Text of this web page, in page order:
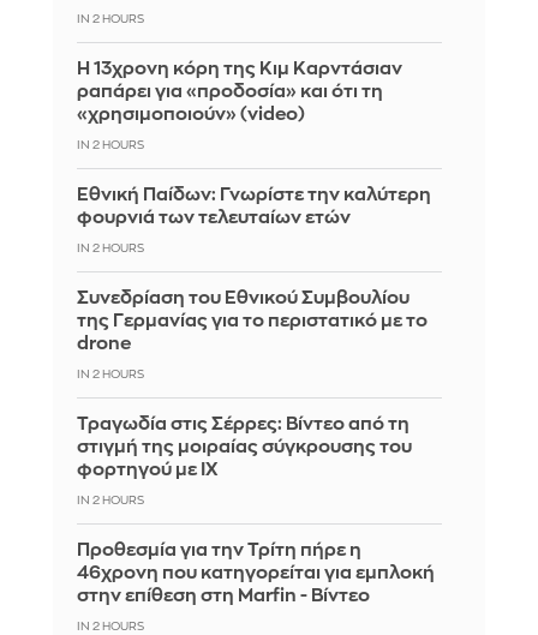
IN 2 HOURS
Η 13χρονη κόρη της Κιμ Καρντάσιαν
ραπάρει για «προδοσία» και ότι τη
«χρησιμοποιούν» (video)
IN 2 HOURS
Εθνική Παίδων: Γνωρίστε την καλύτερη
φουρνιά των τελευταίων ετών
IN 2 HOURS
Συνεδρίαση του Εθνικού Συμβουλίου
της Γερμανίας για το περιστατικό με το
drone
IN 2 HOURS
Τραγωδία στις Σέρρες: Βίντεο από τη
στιγμή της μοιραίας σύγκρουσης του
φορτηγού με ΙΧ
IN 2 HOURS
Προθεσμία για την Τρίτη πήρε η
46χρονη που κατηγορείται για εμπλοκή
στην επίθεση στη Marfin - Βίντεο
IN 2 HOURS